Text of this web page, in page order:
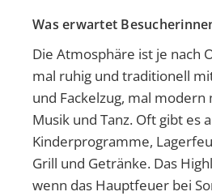
Was erwartet
Die Atmosphäre ist je nach
mal ruhig und traditionell
und Fackelzug, mal modern
Musik und Tanz. Oft gibt es
Kinderprogramme,
Grill und Getränke. Das
wenn das Hauptfeuer bei